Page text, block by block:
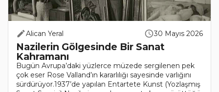
Alican Yeral 30 Mayıs 2026
Nazilerin Gölgesinde Bir Sanat
Kahramanı
Bugün Avrupa’daki yüzlerce müzede sergilenen pek
çok eser Rose Valland’ın kararlılığı sayesinde varlığını
sürdürüyor.1937’de yapılan Entartete Kunst (Yozlaşmış